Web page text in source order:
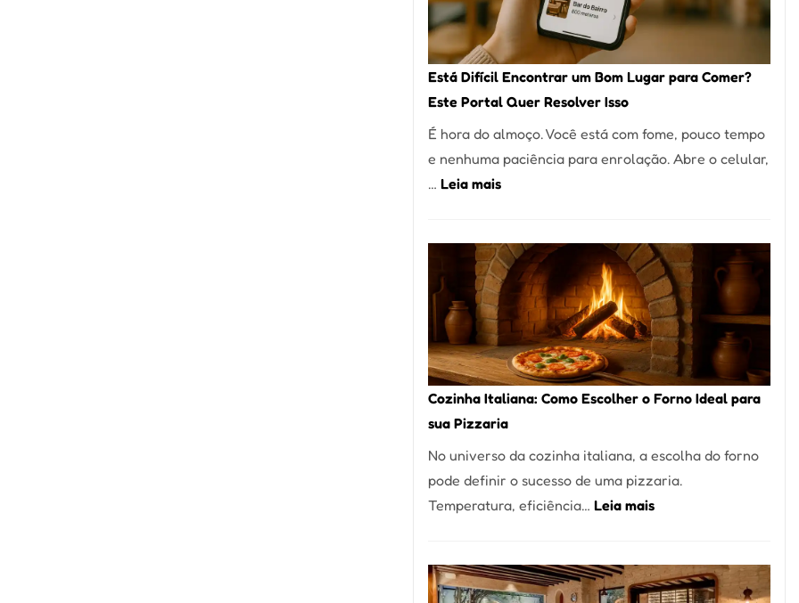
como
reservar
em
São
Está Difícil Encontrar um Bom Lugar para Comer?
Este Portal Quer Resolver Isso
É hora do almoço. Você está com fome, pouco tempo
e nenhuma paciência para enrolação. Abre o celular,
… Leia mais:
Encontrar
um
Bom
Lugar
para
Comer?
Este
Portal
Quer
Resolver
Isso
Cozinha Italiana: Como Escolher o Forno Ideal para
sua Pizzaria
No universo da cozinha italiana, a escolha do forno
pode definir o sucesso de uma pizzaria.
Temperatura, eficiência… Leia mais:
Como